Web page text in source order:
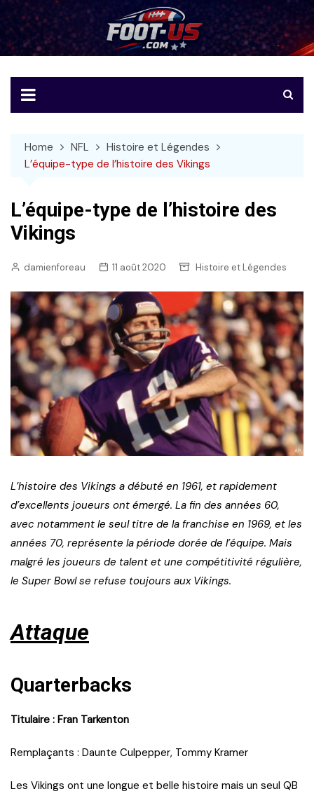
to
content
Foot-US
Le football américain en français
Home NFL
Histoire et Légendes
L’équipe-type de l’histoire des Vikings
L’équipe-type de l’histoire des
Vikings
damienforeau 11 août 2020 Histoire et Légendes
L’histoire des Vikings a débuté en 1961, et rapidement
d’excellents joueurs ont émergé. La fin des années 60,
avec notamment le seul titre de la franchise en 1969, et les
années 70, représente la période dorée de l’équipe. Mais
malgré les joueurs de talent et une compétitivité régulière,
le Super Bowl se refuse toujours aux Vikings.
Attaque
Quarterbacks
Titulaire : Fran Tarkenton
Remplaçants : Daunte Culpepper, Tommy Kramer
Les Vikings ont une longue et belle histoire mais un seul QB